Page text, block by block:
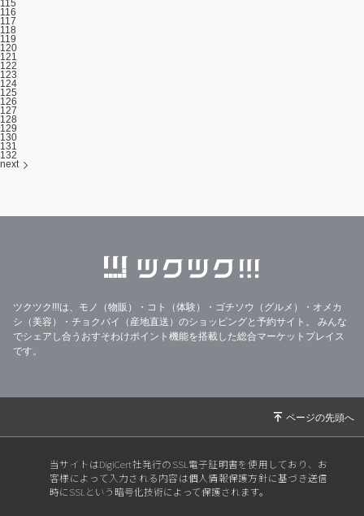
115
116
117
118
119
120
121
122
123
124
125
126
127
128
129
130
131
132
next
ツクツク!!!は、モノ（物販）・コト（体験）・ゴチソウ（グルメ）・オメカ
シ（美容）・チョクバイ（産地直送）のショッピングと予約サイト。
みんな
でシェアし合うおすそわけポイント機能を搭載した総合マーケットプレイス
です。
当サイトはDigiCert社発行のSSL電子証明書を使用しており、お
客様によって入力される内容は個人情報保護方針に基づき送信
時にSSLという暗号化技術によって保護されます。